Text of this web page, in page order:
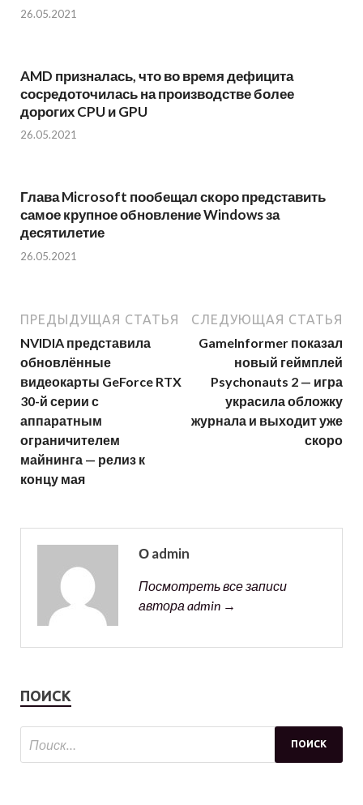
26.05.2021
AMD призналась, что во время дефицита
сосредоточилась на производстве более
дорогих CPU и GPU
26.05.2021
Глава Microsoft пообещал скоро представить
самое крупное обновление Windows за
десятилетие
26.05.2021
ПРЕДЫДУЩАЯ СТАТЬЯ
NVIDIA представила
обновлённые
видеокарты GeForce RTX
30-й серии с
аппаратным
ограничителем
майнинга — релиз к
концу мая
СЛЕДУЮЩАЯ СТАТЬЯ
GameInformer показал
новый геймплей
Psychonauts 2 — игра
украсила обложку
журнала и выходит уже
скоро
О admin
Посмотреть все записи
автора admin →
ПОИСК